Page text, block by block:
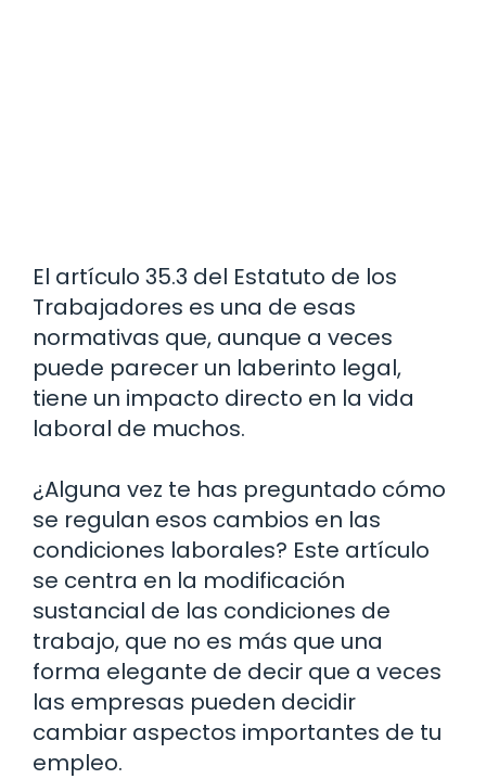
El artículo 35.3 del Estatuto de los
Trabajadores es una de esas
normativas que, aunque a veces
puede parecer un laberinto legal,
tiene un impacto directo en la vida
laboral de muchos.
¿Alguna vez te has preguntado cómo
se regulan esos cambios en las
condiciones laborales? Este artículo
se centra en la modificación
sustancial de las condiciones de
trabajo, que no es más que una
forma elegante de decir que a veces
las empresas pueden decidir
cambiar aspectos importantes de tu
empleo.